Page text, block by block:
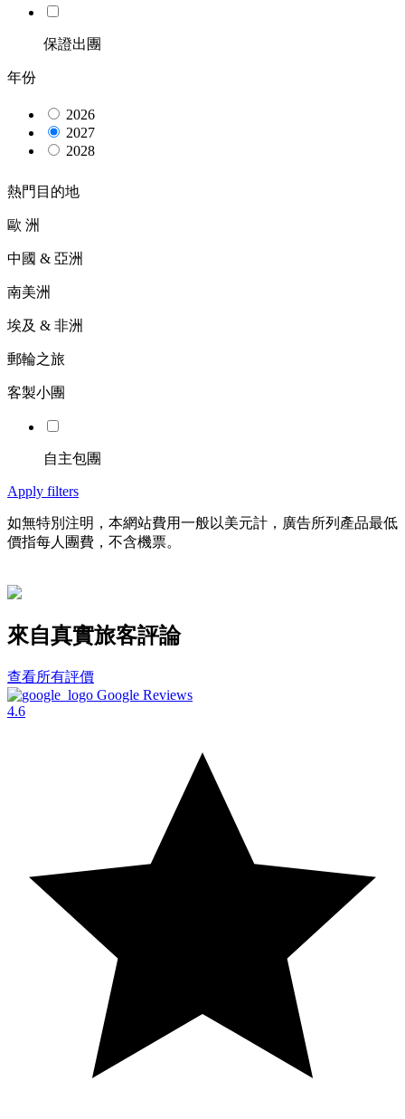
保證出團
年份
2026
2027
2028
熱門目的地
歐 洲
中國 & 亞洲
南美洲
埃及 & 非洲
郵輪之旅
客製小團
自主包團
Apply filters
如無特別注明，本網站費用一般以美元計，廣告所列產品最低
價指每人團費，不含機票。
來自真實旅客評論
查看所有評價
Google Reviews
4.6